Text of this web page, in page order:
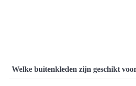
Welke buitenkleden zijn geschikt